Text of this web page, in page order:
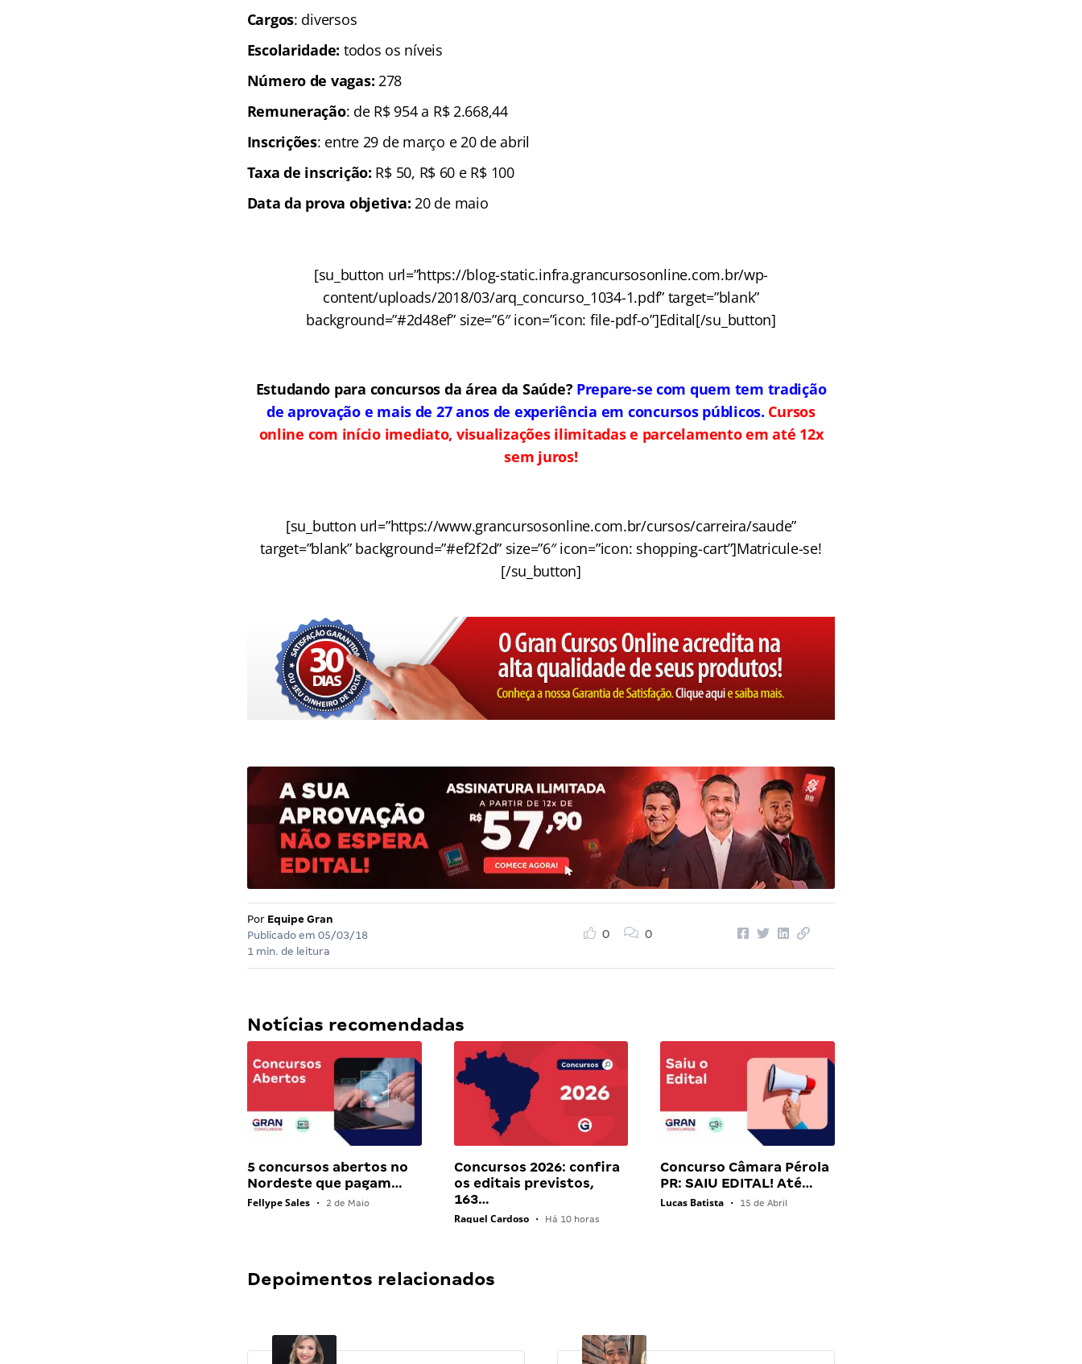
Cargos: diversos
Escolaridade: todos os níveis
Número de vagas:278
Remuneração: de R$ 954 a R$ 2.668,44
Inscrições: entre 29 de março e 20 de abril
Taxa de inscrição: R$ 50, R$ 60 e R$ 100
Data da prova objetiva: 20 de maio
[su_button url=”https://blog-static.infra.grancursosonline.com.br/wp-
content/uploads/2018/03/arq_concurso_1034-1.pdf” target=”blank”
background=”#2d48ef” size=”6″ icon=”icon: file-pdf-o”]Edital[/su_button]
Estudando para concursos da área da Saúde? Prepare-se com quem tem tradição
de aprovação e mais de 27 anos de experiência em concursos públicos. Cursos
online com início imediato, visualizações ilimitadas e parcelamento em até 12x
sem juros!
[su_button url=”https://www.grancursosonline.com.br/cursos/carreira/saude”
target=”blank” background=”#ef2f2d” size=”6″ icon=”icon: shopping-cart”]Matricule-se!
[/su_button]
Por Equipe Gran
Publicado em 05/03/18
1 min. de leitura
0 0
Notícias recomendadas
5 concursos abertos no
Nordeste que pagam…
Fellype Sales • 2 de Maio
Concursos 2026: confira
os editais previstos,
163…
Raquel Cardoso • Há 10 horas
Concurso Câmara Pérola
PR: SAIU EDITAL! Até…
Lucas Batista • 15 de Abril
Depoimentos relacionados